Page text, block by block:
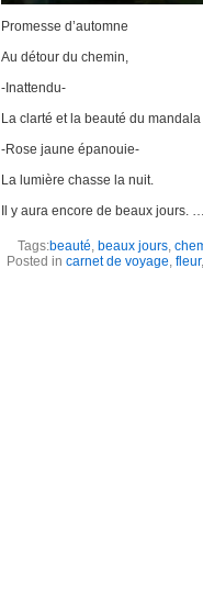
Promesse d’automne
Au détour du chemin,
-Inattendu-
La clarté et la beauté du mandala
-Rose jaune épanouie-
La lumière chasse la nuit.
Il y aura encore de beaux jours.
Tags:beauté, beaux jours,
Posted in carnet de voyage, fleur,